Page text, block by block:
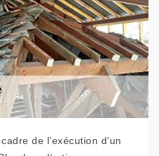
de l’exécution d’un